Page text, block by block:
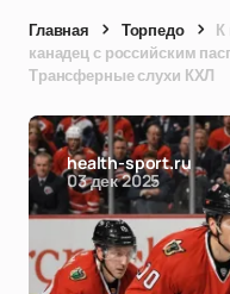
Главная Торпедо
К
канадец с российским
Трансферные слухи КХЛ
health-sport.ru
03 дек 2025